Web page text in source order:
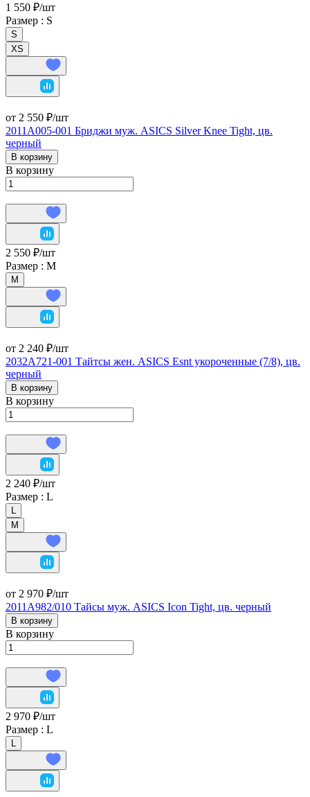
1 550 ₽/шт
Размер : S
S
XS
от 2 550 ₽/шт
2011A005-001 Бриджи муж. ASICS Silver Knee Tight, цв.
черный
В корзину
В корзину
2 550 ₽/шт
Размер : М
М
от 2 240 ₽/шт
2032A721-001 Тайтсы жен. ASICS Esnt укороченные (7/8), цв.
черный
В корзину
В корзину
2 240 ₽/шт
Размер : L
М
от 2 970 ₽/шт
2011A982/010 Тайсы муж. ASICS Icon Tight, цв. черный
В корзину
В корзину
2 970 ₽/шт
Размер : L